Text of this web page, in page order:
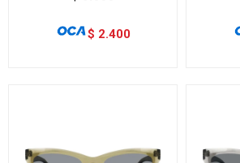
$ 2.400